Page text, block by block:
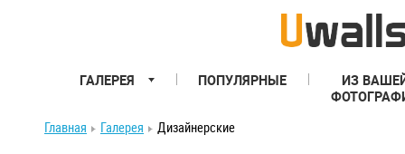
ГАЛЕРЕЯ ПОПУЛЯРНЫЕ
ИЗ
Главная
Галерея Дизайнерские